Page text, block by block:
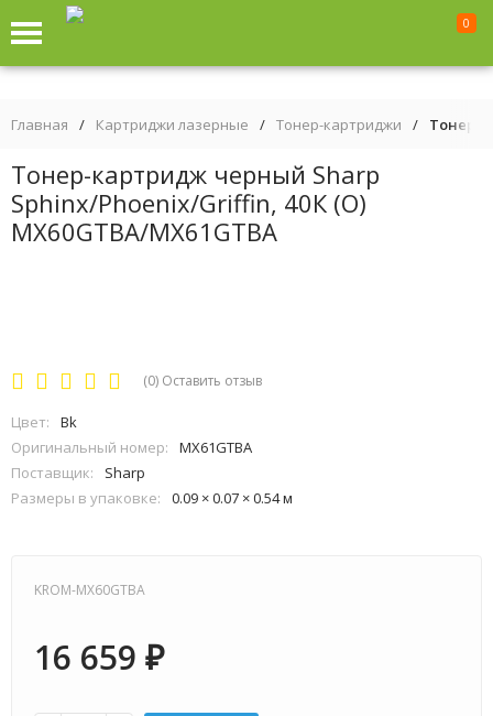
0
Главная / Картриджи лазерные / Тонер-картриджи / Тонер-
Тонер-картридж черный Sharp
Sphinx/Phoenix/Griffin, 40К (О)
MX60GTBA/MX61GTBA
(0) Оставить отзыв
Цвет:
Bk
Оригинальный номер:
MX61GTBA
Поставщик:
Sharp
Размеры в упаковке:
0.09 × 0.07 × 0.54 м
KROM-MX60GTBA
16 659 ₽